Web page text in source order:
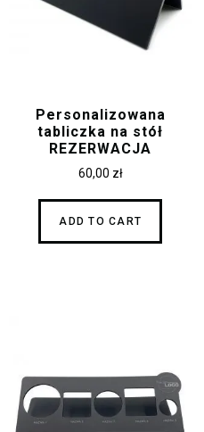
Personalizowana
tabliczka na stół
REZERWACJA
60,00 zł
ADD TO CART